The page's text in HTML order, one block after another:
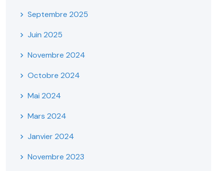
Septembre 2025
Juin 2025
Novembre 2024
Octobre 2024
Mai 2024
Mars 2024
Janvier 2024
Novembre 2023